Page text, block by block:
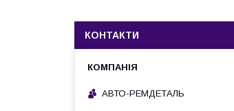
КОНТАКТИ
АВТО-РЕМДЕТАЛЬ